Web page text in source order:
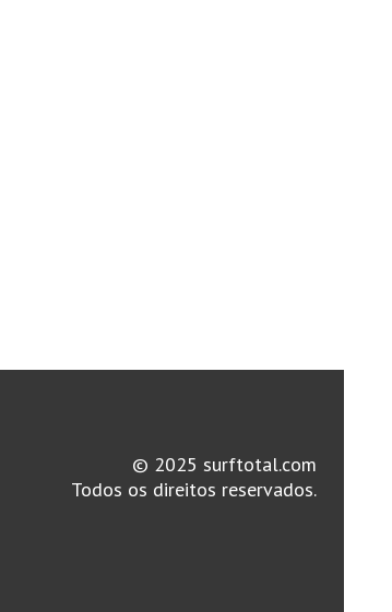
© 2025 surftotal.com
Todos os direitos reservados.